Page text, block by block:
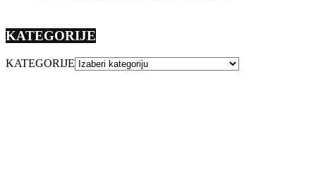
KATEGORIJE
KATEGORIJE